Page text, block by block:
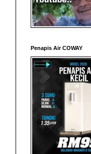
Penapis Air COWAY